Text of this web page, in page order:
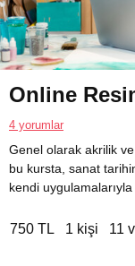
Online
4 yorumlar
Genel olarak akrilik
bu kursta, sanat
kendi uygulamalarıyla
750 TL 1 kişi 11